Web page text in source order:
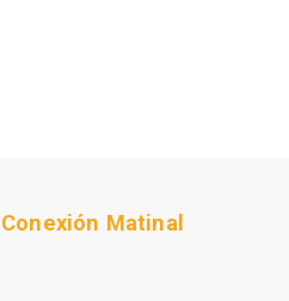
Matinal